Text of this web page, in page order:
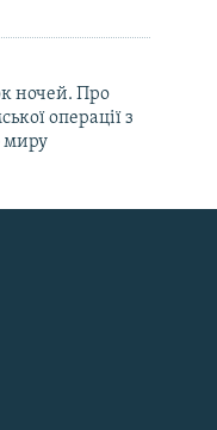
ночей. Про
операції з
миру